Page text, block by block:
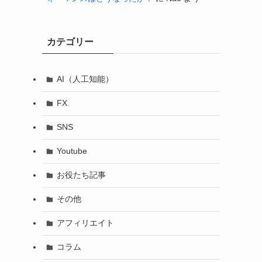
カテゴリー
AI（人工知能）
FX
SNS
Youtube
お役たち記事
その他
アフィリエイト
コラム